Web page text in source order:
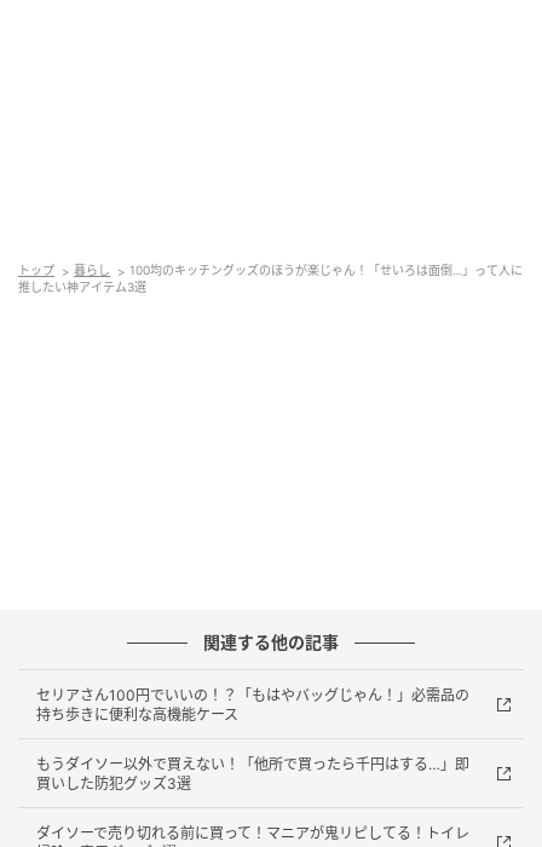
トップ 暮らし
100均のキッチングッズのほうが楽じゃん！「せいろは面倒…」って人に
推したい神アイテム3選
関連する他の記事
セリアさん100円でいいの！？「もはやバッグじゃん！」必需品の
持ち歩きに便利な高機能ケース
もうダイソー以外で買えない！「他所で買ったら千円はする…」即
買いした防犯グッズ3選
ダイソーで売り切れる前に買って！マニアが鬼リピしてる！トイレ